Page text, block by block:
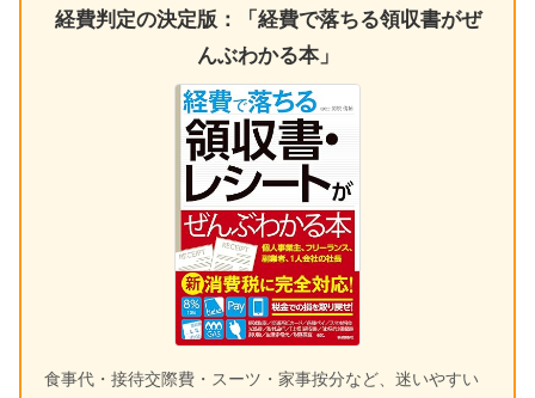
経費判定の決定版：「経費で落ちる領収書がぜ
んぶわかる本」
食事代・接待交際費・スーツ・家事按分など、迷いやすい